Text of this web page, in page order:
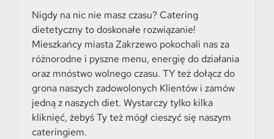
Nigdy na nic nie masz czasu? Catering
dietetyczny to doskonałe rozwiązanie!
Mieszkańcy miasta Zakrzewo pokochali nas za
różnorodne i pyszne menu, energię do działania
oraz mnóstwo wolnego czasu. TY też dołącz do
grona naszych zadowolonych Klientów i zamów
jedną z naszych diet. Wystarczy tylko kilka
kliknięć, żebyś Ty też mógł cieszyć się naszym
cateringiem.